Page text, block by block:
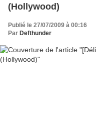
(Hollywood)
Publié le 27/07/2009 à 00:16
Par Defthunder